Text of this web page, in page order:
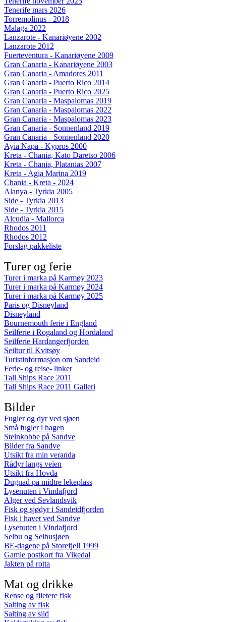
Tenerife mars 2026
Torremolinus - 2018
Malaga 2022
Lanzarote - Kanariøyene 2002
Lanzarote 2012
Fuerteventura - Kanariøyene 2009
Gran Canaria - Kanariøyene 2003
Gran Canaria - Amadores 2011
Gran Canaria - Puerto Rico 2014
Gran Canaria - Puerto Rico 2025
Gran Canaria - Maspalomas 2019
Gran Canaria - Maspalomas 2022
Gran Canaria - Maspalomas 2023
Gran Canaria - Sonnenland 2019
Gran Canaria - Sonnenland 2020
Ayia Napa - Kypros 2000
Kreta - Chania, Kato Daretso 2006
Kreta - Chania, Platanias 2007
Kreta - Agia Marina 2019
Chania - Kreta - 2024
Alanya - Tyrkia 2005
Side - Tyrkia 2013
Side - Tyrkia 2015
Alcudia - Mallorca
Rhodos 2011
Rhodos 2012
Forslag pakkeliste
Turer og ferie
Turer i marka på Karmøy 2023
Turer i marka på Karmøy 2024
Turer i marka på Karmøy 2025
Paris og Disneyland
Disneyland
Bournemouth ferie i England
Seilferie i Rogaland og Hordaland
Seilferie Hardangerfjorden
Seiltur til Kvitsøy
Turistinformasjon om Sandeid
Ferie- og reise- linker
Tall Ships Race 2011
Tall Ships Race 2011 Galleri
Bilder
Fugler og dyr ved sjøen
Små fugler i hagen
Steinkobbe på Sandve
Bilder fra Sandve
Utsikt fra min veranda
Rådyr langs veien
Utsikt fra Hovda
Dugnad på midtre lekeplass
Lysenuten i Vindafjord
Alger ved Sevlandsvik
Fisk og sjødyr i Sandeidfjorden
Fisk i havet ved Sandve
Lysenuten i Vindafjord
Selbu og Selbusjøen
BE-dagene på Storefjell 1999
Gamle postkort fra Vikedal
Jakten på rotta
Mat og drikke
Rense og filetere fisk
Salting av fisk
Salting av sild